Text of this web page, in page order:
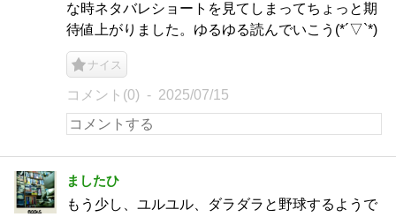
な時ネタバレショートを見てしまってちょっと期
待値上がりました。ゆるゆる読んでいこう(*´▽`*)
ナイス
コメント(0) 2025/07/15
ましたひ
もう少し、ユルユル、ダラダラと野球するようで